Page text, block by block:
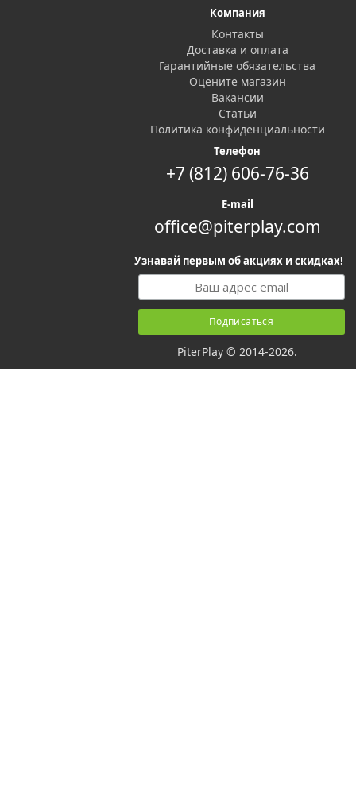
Компания
Контакты
Доставка и оплата
Гарантийные обязательства
Оцените магазин
Вакансии
Статьи
Политика конфиденциальности
Телефон
+7 (812) 606-76-36
E-mail
office@piterplay.com
Узнавай первым об акциях и скидках!
PiterPlay © 2014-2026.